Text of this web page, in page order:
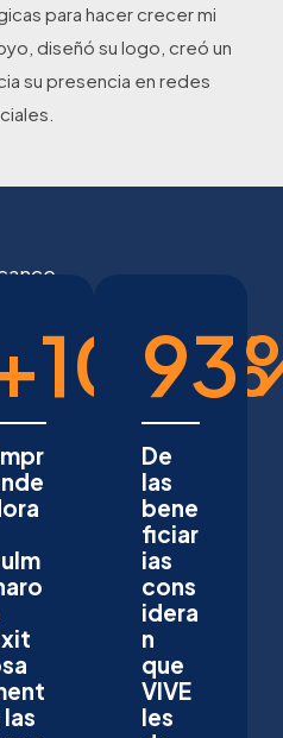
para hacer crecer mi
diseñó su logo, creó un
su presencia en redes
100%
las
93
De
las
bene
ficiar
ias
cons
idera
n
que
VIVE
les